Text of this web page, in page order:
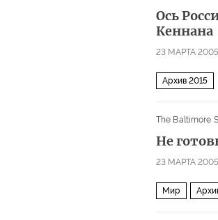
Ось
Кеннана
23 МАРТА
Архив 2015
The Baltimore
Не
23 МАРТА
Мир